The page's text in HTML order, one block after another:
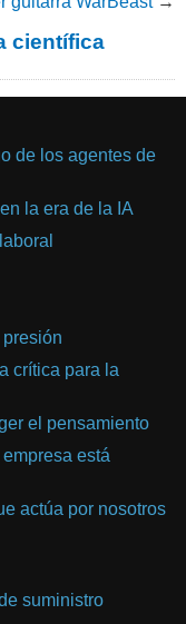
científica
de los agentes de
la era de la IA
crítica para la
el pensamiento
está
actúa por nosotros
suministro